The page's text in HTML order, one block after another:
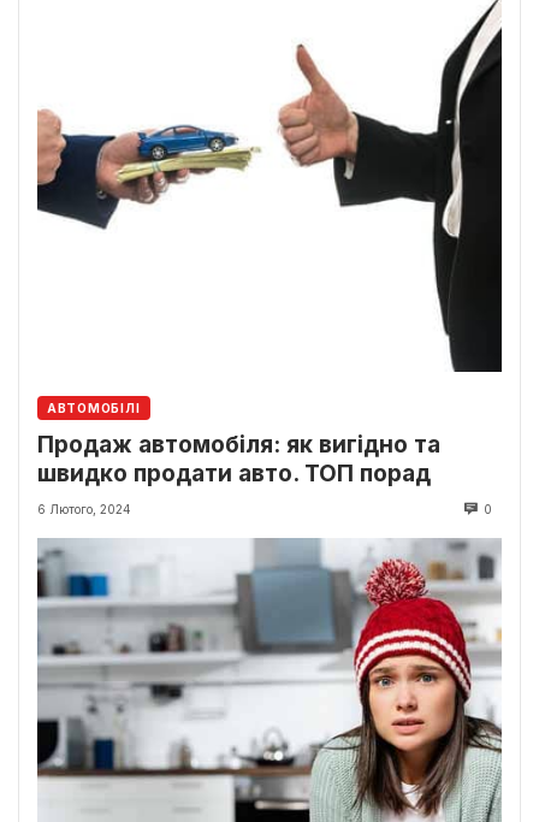
АВТОМОБІЛІ
Продаж автомобіля: як вигідно та
швидко продати авто. ТОП порад
6 Лютого, 2024 0